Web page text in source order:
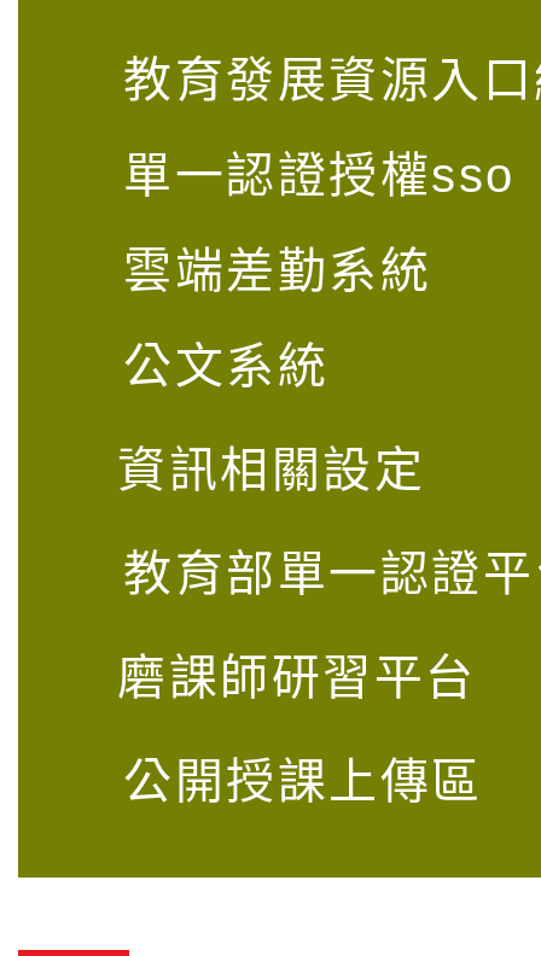
教育發展資源入
單一認證授權sso
雲端差勤系統
公文系統
資訊相關設定
教育部單一認證
磨課師研習平台
公開授課上傳區